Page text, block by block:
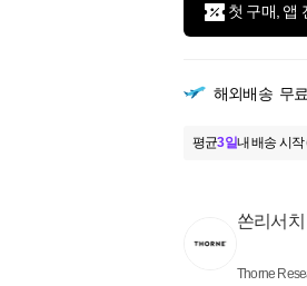
첫 구매, 앱
해외배송 무료
평균3일내 배송 시작
쏜리서치
Thorne